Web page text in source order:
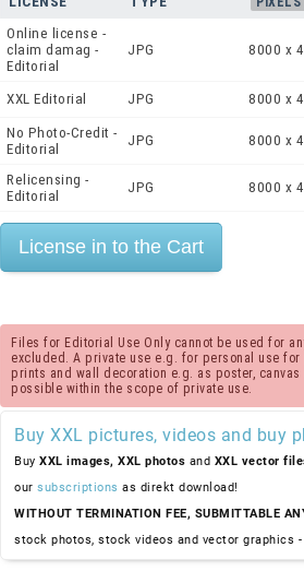
Online license -
claim damag -
Editorial
JPG 8000 x
XXL Editorial JPG 8000 x
No Photo-Credit -
Editorial
JPG 8000 x
Relicensing -
Editorial
JPG 8000 x
Files for Editorial Use Only cannot be used for
excluded. A private use e.g. for personal use
prints and wall decoration e.g. as poster,
possible within the scope of private use.
Buy XXL pictures, videos and buy
Buy XXL images, XXL photos and XXL vector
our subscriptions as direkt download!
WITHOUT TERMINATION FEE, SUBMITTABLE
stock photos, stock videos and vector graphics